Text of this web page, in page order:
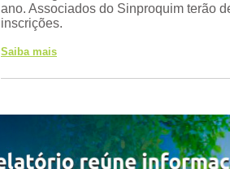
ano. Associados do Sinproquim terão
inscrições.
Saiba mais